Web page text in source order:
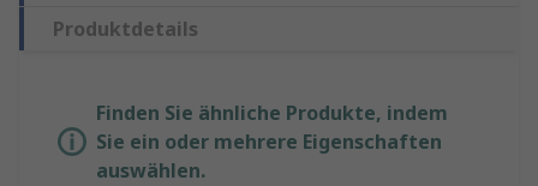
Produktdetails
Finden Sie ähnliche Produkte, indem
Sie ein oder mehrere Eigenschaften
auswählen.